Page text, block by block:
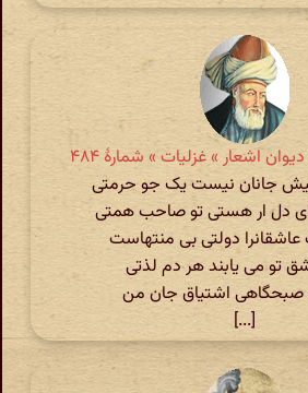
اشعار » غزلیات » شمارهٔ ۴۸۴
جانان نیست یک جو حرمتی
دل ار هستی تو صاحب همتی
دولتی بی منتهاست
تو می یابند هر دم لذتی
صبحگاهی اشتیاق جان من
[...]